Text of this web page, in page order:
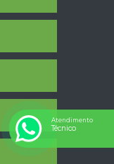
Atendimento
Técnico